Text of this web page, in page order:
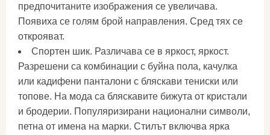
предпочитаните изображения се увеличава.
Появиха се голям брой направления. Сред тях се
открояват.
Спортен шик. Различава се в яркост, яркост.
Разрешени са комбинации с буйна пола, качулка
или кадифени панталони с бляскави тениски или
топове. На мода са бляскавите бижута от кристали
и бродерии. Популяризирани национални символи,
петна от имена на марки. Стилът включва ярка